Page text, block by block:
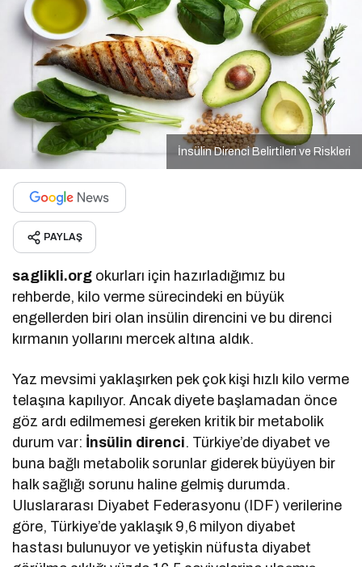
İnsülin Direnci Belirtileri ve Riskleri
PAYLAŞ
saglikli.org okurları için hazırladığımız bu
rehberde, kilo verme sürecindeki en büyük
engellerden biri olan insülin direncini ve bu direnci
kırmanın yollarını mercek altına aldık.
Yaz mevsimi yaklaşırken pek çok kişi hızlı kilo verme
telaşına kapılıyor. Ancak diyete başlamadan önce
göz ardı edilmemesi gereken kritik bir metabolik
durum var: İnsülin direnci. Türkiye’de diyabet ve
buna bağlı metabolik sorunlar giderek büyüyen bir
halk sağlığı sorunu haline gelmiş durumda.
Uluslararası Diyabet Federasyonu (IDF) verilerine
göre, Türkiye’de yaklaşık 9,6 milyon diyabet
hastası bulunuyor ve yetişkin nüfusta diyabet